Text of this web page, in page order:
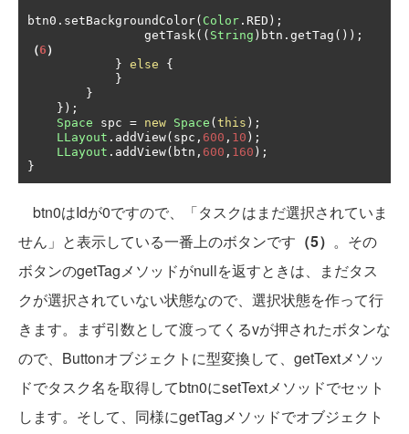
btn0 . setBackgroundColor( Color . RED );
                getTask
(( String ) btn . getTag ());
（6 ）
} else
{
}
}
});
Space spc = new Space ( this );
LLayout . addView( spc , 600 , 10 );
LLayout . addView( btn , 600 , 160 );
}
btn0はIdが0ですので、「タスクはまだ選択されていま
せん」と表示している一番上のボタンです （5） 。その
ボタンのgetTagメソッドがnullを返すときは、まだタス
クが選択されていない状態なので、選択状態を作って行
きます。まず引数として渡ってくるvが押されたボタンな
ので、Buttonオブジェクトに型変換して、getTextメソッ
ドでタスク名を取得してbtn0にsetTextメソッドでセット
します。そして、同様にgetTagメソッドでオブジェクト